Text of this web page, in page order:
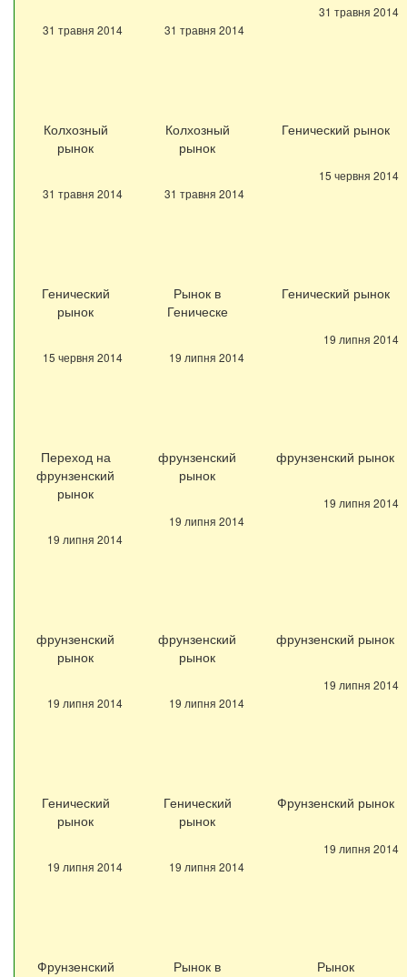
31 травня 2014 31 травня 2014
31 травня 2014
Колхозный
рынок
31 травня 2014
Колхозный
рынок
31 травня 2014
Генический рынок
15 червня 2014
Генический
рынок
15 червня 2014
Рынок в
Геническе
19 липня 2014
Генический рынок
19 липня 2014
Переход на
фрунзенский
рынок
19 липня 2014
фрунзенский
рынок
19 липня 2014
фрунзенский рынок
19 липня 2014
фрунзенский
рынок
19 липня 2014
фрунзенский
рынок
19 липня 2014
фрунзенский рынок
19 липня 2014
Генический
рынок
19 липня 2014
Генический
рынок
19 липня 2014
Фрунзенский рынок
19 липня 2014
Фрунзенский
Рынок в
Рынок